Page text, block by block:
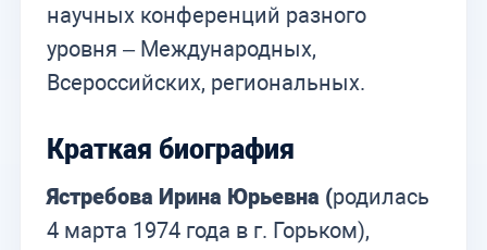
научных конференций разного
уровня – Международных,
Всероссийских, региональных.
Краткая биография
Ястребова Ирина Юрьевна (родилась
4 марта 1974 года в г. Горьком),